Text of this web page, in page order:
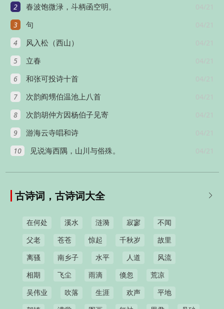
2 04/21
春波饱微渌，斗柄函空明。
3 04/21
句
4 04/21
风入松（西山）
5 04/21
立春
6 04/21
和张可投诗十首
7 04/21
次韵阎甥伯温池上八首
8 04/21
次韵胡仲方因杨伯子见寄
9 04/21
游海云寺唱和诗
10 04/21
见说海西隅，山川与俗殊。

古诗词，古诗词大全
在何处 溪水 涟漪 寂寥 不闻
父老 苍苍 惊起 千秋岁 故里
离骚 南乡子 水平 人道 风流
相期 飞尘 雨滴 倏忽 荒凉
吴伟业 吹落 生涯 欢声 平地